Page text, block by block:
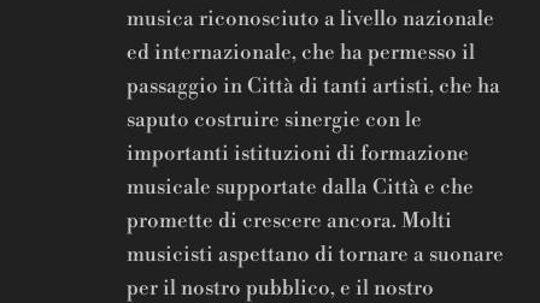
musica riconosciuto a livello nazionale
ed internazionale, che ha permesso il
passaggio in Città di tanti artisti, che ha
saputo costruire sinergie con le
importanti istituzioni di formazione
musicale supportate dalla Città e che
promette di crescere ancora. Molti
musicisti aspettano di tornare a suonare
per il nostro pubblico, e il nostro